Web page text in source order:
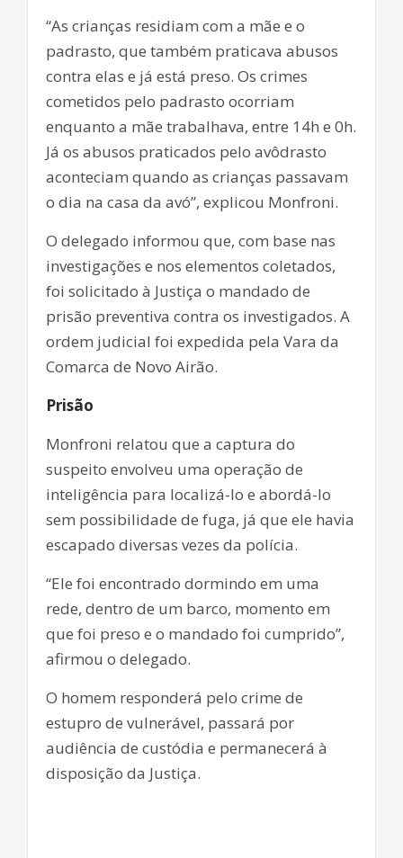
“As crianças residiam com a mãe e o
padrasto, que também praticava abusos
contra elas e já está preso. Os crimes
cometidos pelo padrasto ocorriam
enquanto a mãe trabalhava, entre 14h e 0h.
Já os abusos praticados pelo avôdrasto
aconteciam quando as crianças passavam
o dia na casa da avó”, explicou Monfroni.
O delegado informou que, com base nas
investigações e nos elementos coletados,
foi solicitado à Justiça o mandado de
prisão preventiva contra os investigados. A
ordem judicial foi expedida pela Vara da
Comarca de Novo Airão.
Prisão
Monfroni relatou que a captura do
suspeito envolveu uma operação de
inteligência para localizá-lo e abordá-lo
sem possibilidade de fuga, já que ele havia
escapado diversas vezes da polícia.
“Ele foi encontrado dormindo em uma
rede, dentro de um barco, momento em
que foi preso e o mandado foi cumprido”,
afirmou o delegado.
O homem responderá pelo crime de
estupro de vulnerável, passará por
audiência de custódia e permanecerá à
disposição da Justiça.